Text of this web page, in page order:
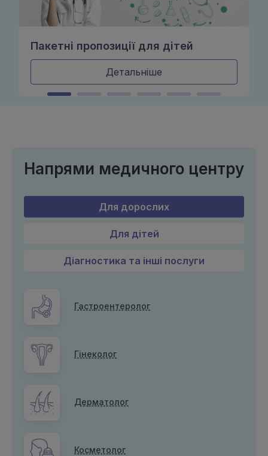
Пакетні пропозиції для дітей
Детальніше
Напрями медичного центру
Для дорослих
Для дітей
Діагностика та інші послуги
Гастроентеролог
Гінеколог
Дерматолог
Косметолог